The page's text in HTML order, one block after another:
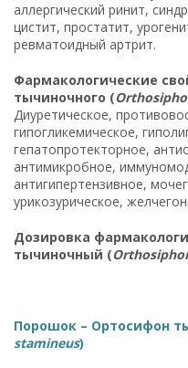
аллергический ринит,
цистит, простатит,
ревматоидный артрит.
Фармакологические
тычиночного (
Диуретическое,
гипогликемическое,
гепатопротекторное,
антимикробное,
антигипертензивное,
урикозурическое,
Дозировка
тычиночный (
Порошок – Ортосифон
stamineus)